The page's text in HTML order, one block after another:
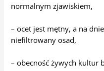
normalnym zjawiskiem,
– ocet jest mętny, a na
niefiltrowany osad,
– obecność żywych kultur